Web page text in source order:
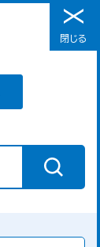
メニュー
閉じる